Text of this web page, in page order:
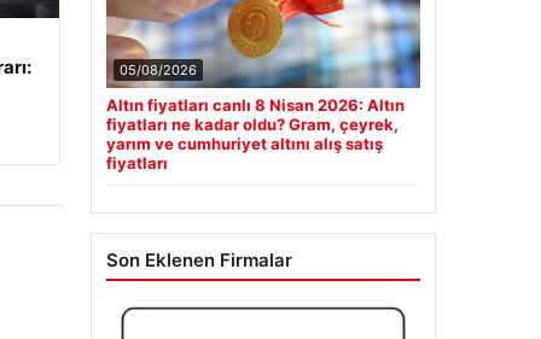
05/08/2026
Altın fiyatları canlı 8 Nisan 2026: Altın
fiyatları ne kadar oldu? Gram, çeyrek,
yarım ve cumhuriyet altını alış satış
fiyatları
Son Eklenen Firmalar